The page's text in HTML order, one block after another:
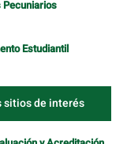
Pecuniarios
Estudiantil
sitios de interés